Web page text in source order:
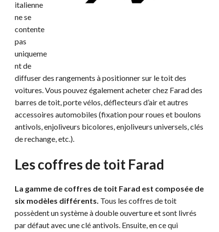
italienne
ne se
contente
pas
uniqueme
nt de
diffuser des rangements à positionner sur le toit des
voitures. Vous pouvez également acheter chez Farad des
barres de toit, porte vélos, déflecteurs d’air et autres
accessoires automobiles (fixation pour roues et boulons
antivols, enjoliveurs bicolores, enjoliveurs universels, clés
de rechange, etc.).
Les coffres de toit Farad
La gamme de coffres de toit Farad est composée de
six modèles différents. Tous les coffres de toit
possèdent un système à double ouverture et sont livrés
par défaut avec une clé antivols. Ensuite, en ce qui